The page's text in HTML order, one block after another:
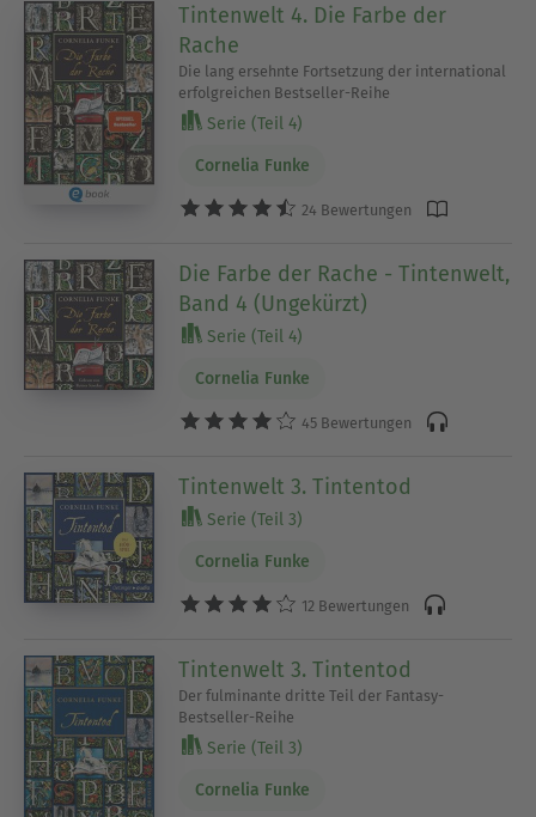
Tintenwelt 4. Die Farbe der
Rache
Die lang ersehnte Fortsetzung der international
erfolgreichen Bestseller-Reihe
Serie (Teil 4)
Cornelia Funke
24 Bewertungen
Die Farbe der Rache - Tintenwelt,
Band 4 (Ungekürzt)
Serie (Teil 4)
Cornelia Funke
45 Bewertungen
Tintenwelt 3. Tintentod
Serie (Teil 3)
Cornelia Funke
12 Bewertungen
Tintenwelt 3. Tintentod
Der fulminante dritte Teil der Fantasy-
Bestseller-Reihe
Serie (Teil 3)
Cornelia Funke